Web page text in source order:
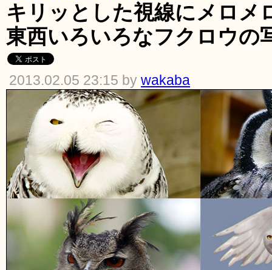
キリッとした視線にメロメ
東西いろいろなフクロウの
2013.02.05 23:15 by wakaba